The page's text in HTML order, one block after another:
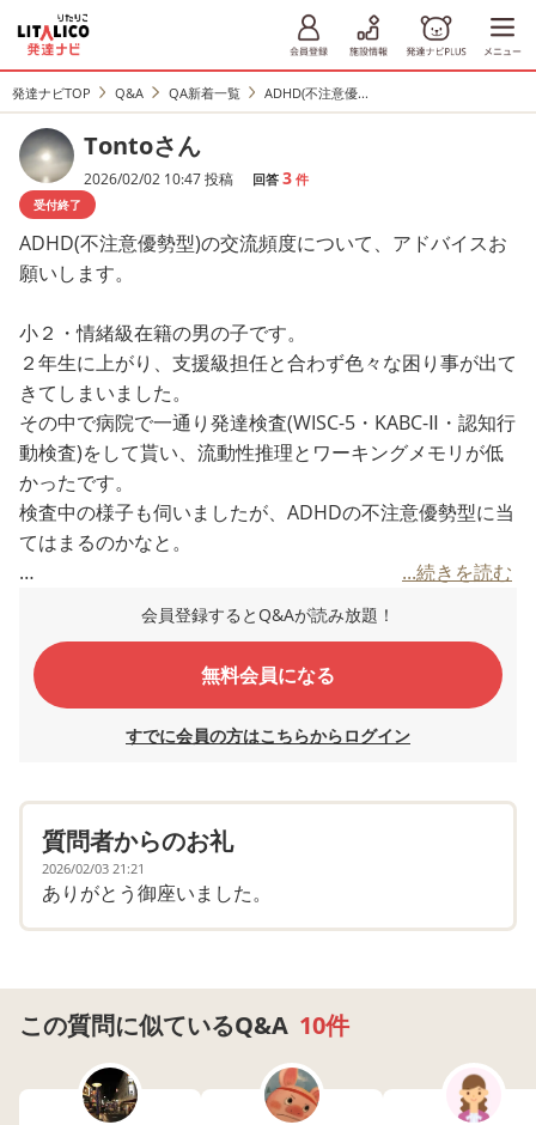
発達ナビTOP Q&A QA新着一覧 ADHD(不注意優...
Tontoさん
2026/02/02 10:47 投稿 回答 3 件
受付終了
ADHD(不注意優勢型)の交流頻度について、アドバイスお
願いします。
小２・情緒級在籍の男の子です。
２年生に上がり、支援級担任と合わず色々な困り事が出て
きてしまいました。
その中で病院で一通り発達検査(WISC-5・KABC-Ⅱ・認知行
動検査)をして貰い、流動性推理とワーキングメモリが低
かったです。
検査中の様子も伺いましたが、ADHDの不注意優勢型に当
てはまるのかなと。
心理士さんからはザッと結果とアドバイスを聞けたのです
が、医師からの発達検査結果の受診は空きが全くなく３月
末予定です。
今月には学校での保護者面談があり、来年度の交流頻度な
ど話し合うのですが…医師からの見解が間に合わない状態
通ってる学校は交流頻度が高く、息子の場合…国語・算
数・道徳・給食以外が交流級です。
ロッカーや机も２つの教室にあり＋支援級にはもう一つ棚
があります。
２年生になり机回りが汚かったり、持っていってるはずの
(無くなった物は大抵、後からロッカー奥から見付かりま
すが…その時は上手に探せません)
またグループワークで息子だけ言われてない・分かってな
い事もありました。
...続きを読む
会員登録するとQ&Aが読み放題！
無料会員になる
すでに会員の方はこちらからログイン
質問者からのお礼
2026/02/03 21:21
ありがとう御座いました。
この質問に似ているQ&A 10件